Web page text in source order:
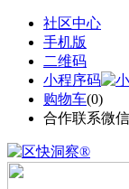
社区中心
手机版
二维码
小程序码
购物车(0)
合作联系微